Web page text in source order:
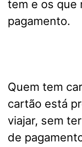
tem e os que
pagamento.
Quem tem
cartão está
viajar, sem
de